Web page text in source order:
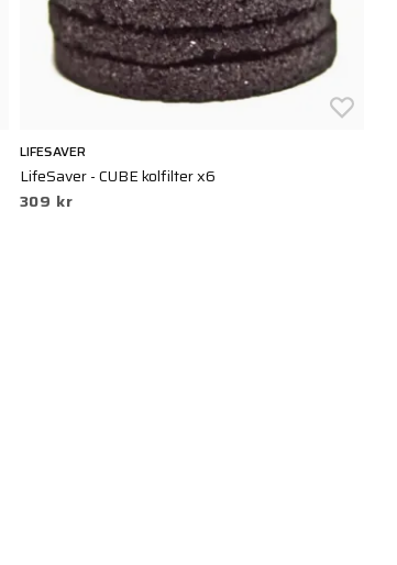
LIFESAVER
LifeSaver - CUBE kolfilter x6
309 kr